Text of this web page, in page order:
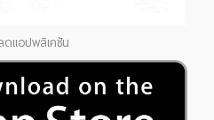
ดแอปพลิเคชัน